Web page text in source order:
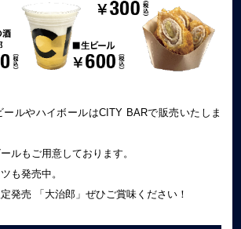
ルやハイボールはCITY BARで販売いたしま
ルもご用意しております。
も発売中。
発売 「大治郎」ぜひご賞味ください！